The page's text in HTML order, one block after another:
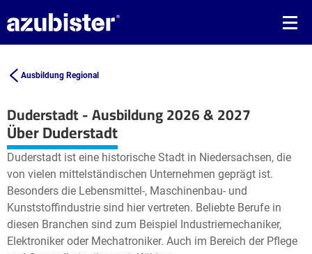
Ausbildung Regional
Duderstadt - Ausbildung 2026 & 2027
+
−
Leaflet| © OpenStreetMap2
Über Duderstadt
Duderstadt ist eine historische Stadt in Niedersachsen, die
von vielen mittelständischen Unternehmen geprägt ist.
Besonders die Lebensmittel-, Maschinenbau- und
Kunststoffindustrie sind hier vertreten. Beliebte Berufe in
diesen Branchen sind zum Beispiel Industriemechaniker,
Elektroniker oder Mechatroniker. Auch im Bereich der Pflege